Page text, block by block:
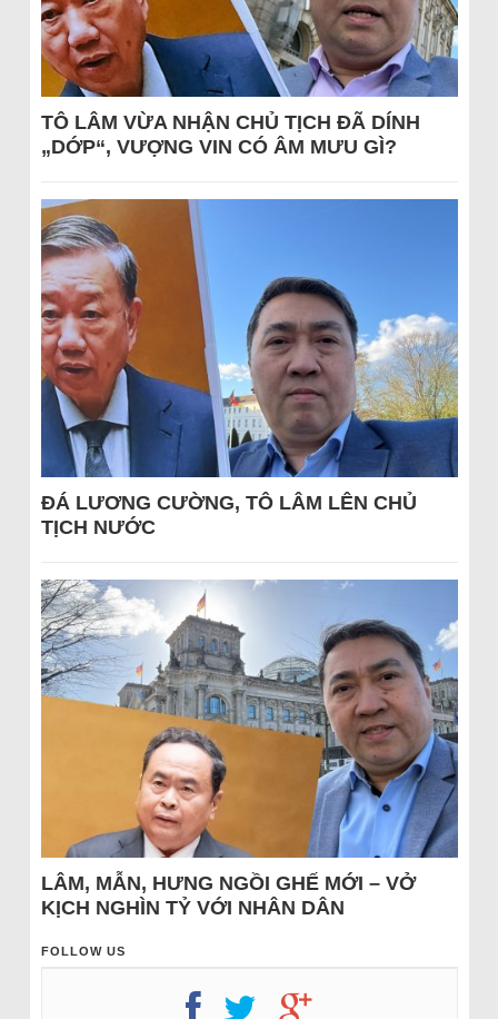
TÔ LÂM VỪA NHẬN CHỦ TỊCH ĐÃ DÍNH
„DỚP“, VƯỢNG VIN CÓ ÂM MƯU GÌ?
ĐÁ LƯƠNG CƯỜNG, TÔ LÂM LÊN CHỦ
TỊCH NƯỚC
LÂM, MẪN, HƯNG NGỒI GHẾ MỚI – VỞ
KỊCH NGHÌN TỶ VỚI NHÂN DÂN
FOLLOW US